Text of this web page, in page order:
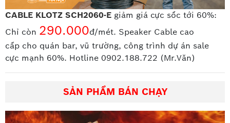
CABLE KLOTZ SCH2060-E giảm giá cực sốc tới 60%:
Chỉ còn 290.000đ/mét. Speaker Cable cao
cấp cho quán bar, vũ trường, công trình dự án sale
cực mạnh 60%. Hotline 0902.188.722 (Mr.Văn)
SẢN PHẨM BÁN CHẠY